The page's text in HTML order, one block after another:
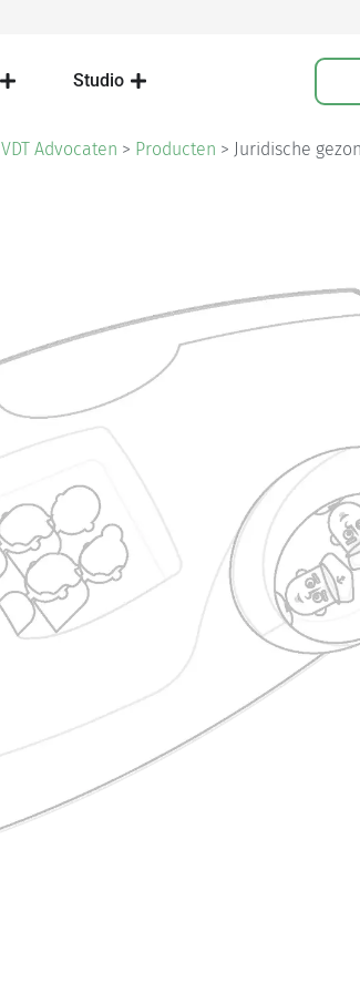
Studio
VDT Advocaten > Producten > Juridische